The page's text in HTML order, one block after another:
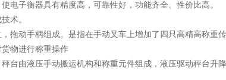
电子衡器具有精度高，可靠性好，功能齐全、性价比高。
术。
拖动手柄组成。是指在手动叉车上增加了四只高精高称重
物进行称重操作
台由液压手动搬运机构和称重元件组成，液压驱动秤台升